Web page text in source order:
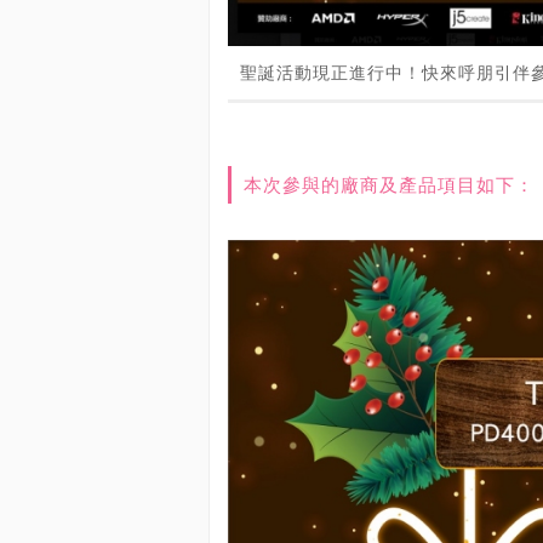
聖誕活動現正進行中！快來呼朋引伴
本次參與的廠商及產品項目如下：